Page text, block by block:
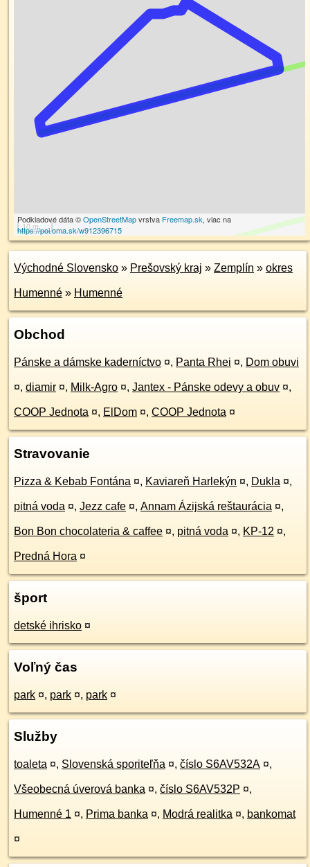
10 m
Podkladové dáta ©OpenStreetMapvrstva Freemap.sk, viac na
https://poi.oma.sk/w912396715
Východné Slovensko » Prešovský kraj » Zemplín » okres
Humenné » Humenné
Obchod
Pánske a dámske kaderníctvo ¤, Panta Rhei ¤, Dom obuvi
¤, diamir ¤, Milk-Agro ¤, Jantex - Pánske odevy a obuv ¤,
COOP Jednota ¤, ElDom ¤, COOP Jednota ¤
Stravovanie
Pizza & Kebab Fontána ¤, Kaviareň Harlekýn ¤, Dukla ¤,
pitná voda ¤, Jezz cafe ¤, Annam Ázijská reštaurácia ¤,
Bon Bon chocolateria & caffee ¤, pitná voda ¤, KP-12 ¤,
Predná Hora ¤
šport
detské ihrisko ¤
Voľný čas
park ¤, park ¤, park ¤
Služby
toaleta ¤, Slovenská sporiteľňa ¤, číslo S6AV532A ¤,
Všeobecná úverová banka ¤, číslo S6AV532P ¤,
Humenné 1 ¤, Prima banka ¤, Modrá realitka ¤, bankomat
¤